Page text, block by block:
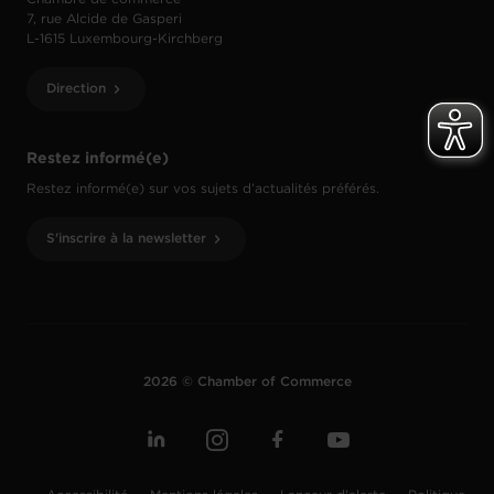
Restez informé(e)
Restez informé(e) sur vos sujets d’actualités préférés.
S'inscrire à la newsletter
7, rue Alcide de Gasperi
L-1615 Luxembourg-Kirchberg
Direction
2026 © Chamber of Commerce